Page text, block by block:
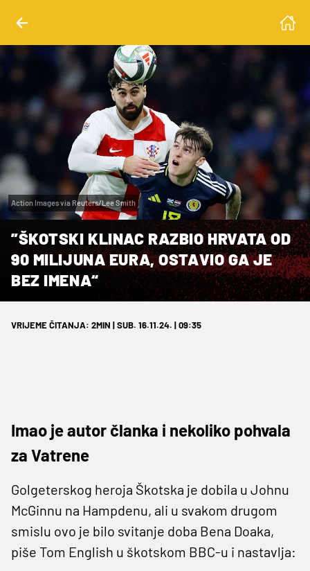
Action Images via Reuters/Lee Smith
”ŠKOTSKI KLINAC RAZBIO HRVATA OD
90 MILIJUNA EURA, OSTAVIO GA JE
BEZ IMENA“
VRIJEME ČITANJA: 2MIN | SUB. 16.11.24. | 09:35
Imao je autor članka i nekoliko pohvala
za Vatrene
Golgeterskog heroja Škotska je dobila u Johnu
McGinnu na Hampdenu, ali u svakom drugom
smislu ovo je bilo svitanje doba Bena Doaka,
piše Tom English u škotskom BBC-u i nastavlja: